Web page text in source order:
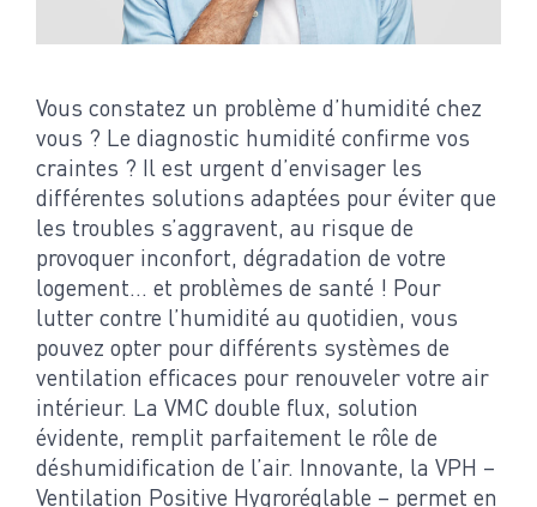
Vous constatez un problème d’humidité chez
vous ? Le diagnostic humidité confirme vos
craintes ? Il est urgent d’envisager les
différentes solutions adaptées pour éviter que
les troubles s’aggravent, au risque de
provoquer inconfort, dégradation de votre
logement… et problèmes de santé ! Pour
lutter contre l’humidité au quotidien, vous
pouvez opter pour différents systèmes de
ventilation efficaces pour renouveler votre air
intérieur. La VMC double flux, solution
évidente, remplit parfaitement le rôle de
déshumidification de l’air. Innovante, la VPH –
Ventilation Positive Hygroréglable – permet en